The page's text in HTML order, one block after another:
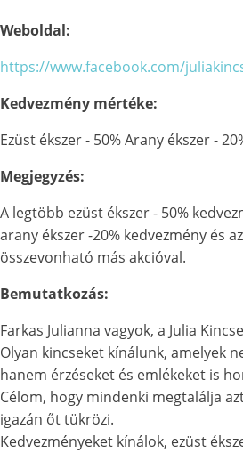
Weboldal:
https://www.facebook.com/
Kedvezmény mértéke:
Ezüst ékszer - 50% Arany ékszer -
Megjegyzés:
A legtöbb ezüst ékszer - 50%
arany ékszer -20% kedvezmény és
összevonható más akcióval.
Bemutatkozás:
Farkas Julianna vagyok, a Julia
Olyan kincseket kínálunk, amelyek
hanem érzéseket és emlékeket is
Célom, hogy mindenki megtalálja
igazán őt tükrözi.
Kedvezményeket kínálok, ezüst